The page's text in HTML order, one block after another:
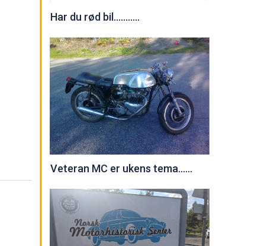
Har du rød bil...........
Veteran MC er ukens tema......